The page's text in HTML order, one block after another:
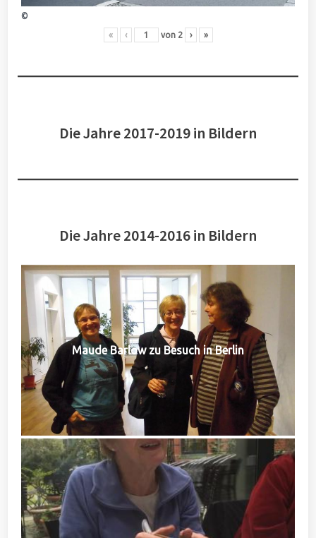
©
« ‹ von 2 › »
Die Jahre 2017-2019 in Bildern
Die Jahre 2014-2016 in Bildern
Maude Barlow zu Besuch in Berlin